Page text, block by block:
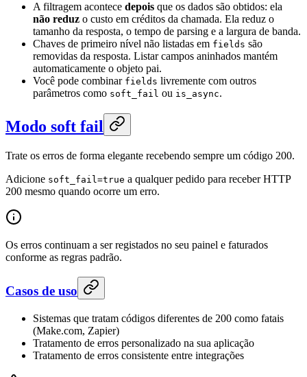
A filtragem acontece depois que os dados são obtidos: ela
não reduz o custo em créditos da chamada. Ela reduz o
tamanho da resposta, o tempo de parsing e a largura de banda.
Chaves de primeiro nível não listadas em fields são
removidas da resposta. Listar campos aninhados mantém
automaticamente o objeto pai.
Você pode combinar fields livremente com outros
parâmetros como soft_fail ou is_async.
Modo soft fail
Trate os erros de forma elegante recebendo sempre um código 200.
Adicione soft_fail=true a qualquer pedido para receber HTTP
200 mesmo quando ocorre um erro.
Os erros continuam a ser registados no seu painel e faturados
conforme as regras padrão.
Casos de uso
Sistemas que tratam códigos diferentes de 200 como fatais
(Make.com, Zapier)
Tratamento de erros personalizado na sua aplicação
Tratamento de erros consistente entre integrações